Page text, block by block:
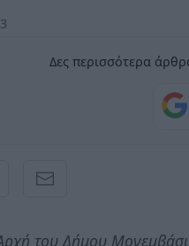
Δες περισσότερα
του Δήμου